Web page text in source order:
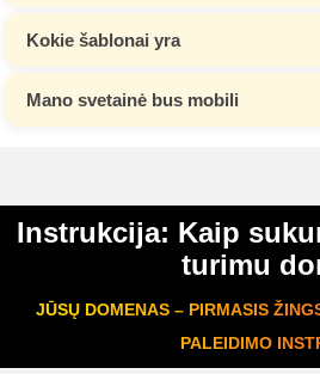
Kokie šablonai yra
Mano svetainė bus mobili
Instrukcija: Kaip
turimu
JŪSŲ DOMENAS – PIRMASIS
PALEIDIMO